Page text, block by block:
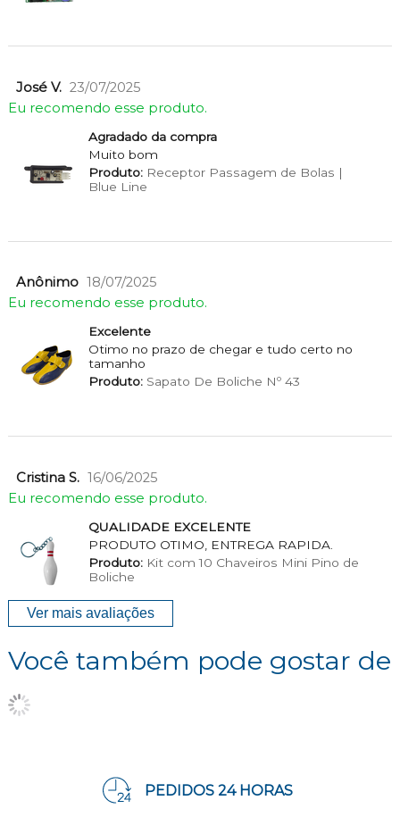
José V. 23/07/2025
Eu recomendo esse produto.
Agradado da compra
Muito bom
Produto:Receptor Passagem de Bolas |
Blue Line
Anônimo 18/07/2025
Eu recomendo esse produto.
Excelente
Otimo no prazo de chegar e tudo certo no
tamanho
Produto:Sapato De Boliche Nº 43
Cristina S. 16/06/2025
Eu recomendo esse produto.
QUALIDADE EXCELENTE
PRODUTO OTIMO, ENTREGA RAPIDA.
Produto:Kit com 10 Chaveiros Mini Pino de
Boliche
Ver mais avaliações
Você também pode gostar de
PEDIDOS 24 HORAS